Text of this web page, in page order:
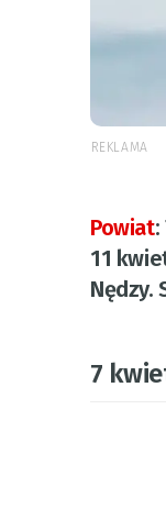
REKLAMA
Powiat:
11
Nędzy.
7